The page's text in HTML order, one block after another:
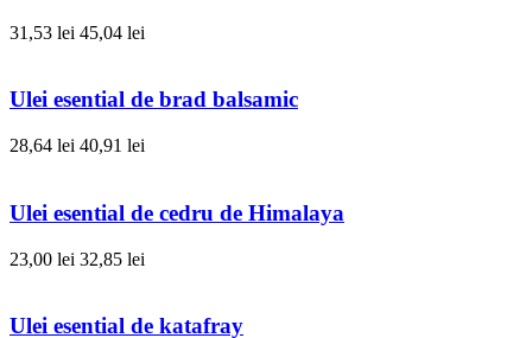
31,53 lei 45,04 lei
Ulei esential de brad balsamic
28,64 lei 40,91 lei
Ulei esential de cedru de Himalaya
23,00 lei 32,85 lei
Ulei esential de katafray